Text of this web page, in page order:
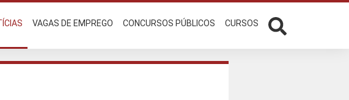
VAGAS DE EMPREGO CONCURSOS PÚBLICOS CURSOS